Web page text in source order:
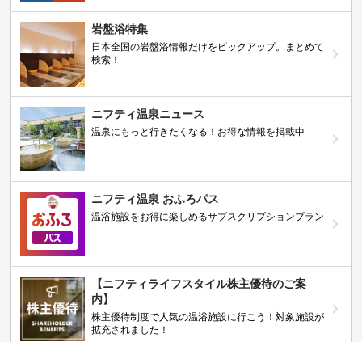
岩盤浴特集
日本全国の岩盤浴情報だけをピックアップ。まとめて
検索！
ニフティ温泉ニュース
温泉にもっと行きたくなる！お得な情報を掲載中
ニフティ温泉 おふろパス
温浴施設をお得に楽しめるサブスクリプションプラン
【ニフティライフスタイル株主優待のご案
内】
株主優待制度で人気の温浴施設に行こう！対象施設が
拡充されました！